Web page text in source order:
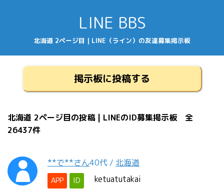
LINE BBS
北海道 2ページ目 | LINE（ライン）の友達募集掲示板
掲示板に投稿する
北海道 2ページ目の投稿 | LINEのID募集掲示板 全
26437件
**で**さん40代 / 北海道
APP ID ketuatutakai